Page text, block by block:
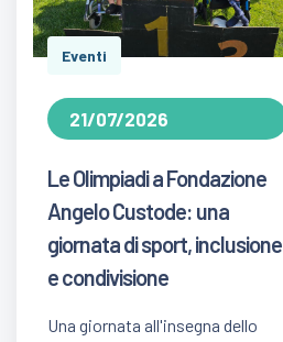
Eventi
21/07/2026
Le Olimpiadi a Fondazione
Angelo Custode: una
giornata di sport, inclusione
e condivisione
Una giornata all'insegna dello